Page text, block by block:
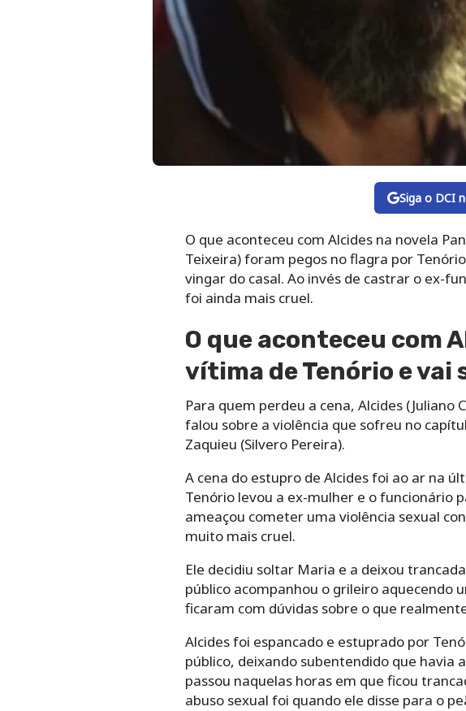
Siga o DCI
O que aconteceu com Alcides na novela
Teixeira) foram pegos no flagra por
vingar do casal. Ao invés de castrar o ex-
foi ainda mais cruel.
O que aconteceu com
vítima de Tenório e vai
Para quem perdeu a cena, Alcides
falou sobre a violência que sofreu no
Zaquieu (Silvero Pereira).
A cena do estupro de Alcides foi ao ar na
Tenório levou a ex-mulher e o funcionário
ameaçou cometer uma violência sexual
muito mais cruel.
Ele decidiu soltar Maria e a deixou
público acompanhou o grileiro aquecendo
ficaram com dúvidas sobre o que
Alcides foi espancado e estuprado por
público, deixando subentendido que havia
passou naquelas horas em que ficou
abuso sexual foi quando ele disse para o